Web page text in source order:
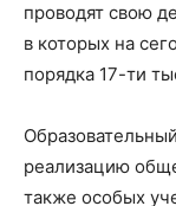
проводят свою
в которых на
порядка 17-ти
реализацию
также особых